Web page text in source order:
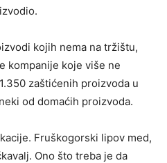
kojih nema na tržištu,
kompanije koje više ne
zaštićenih proizvoda u
od domaćih proizvoda.
Fruškogorski lipov med,
Ono što treba je da